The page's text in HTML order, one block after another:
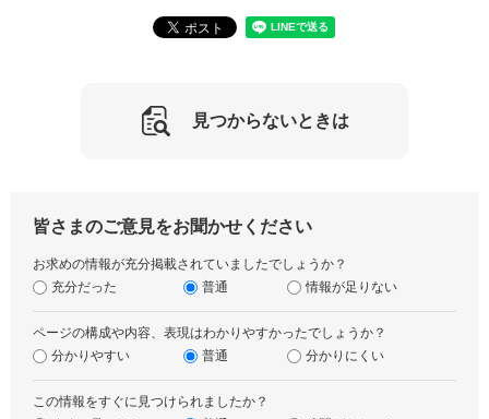
見つからないときは
皆さまのご意見をお聞かせください
お求めの情報が充分掲載されていましたでしょうか？
充分だった
普通 情報が足りない
ページの構成や内容、表現はわかりやすかったでしょうか？
分かりやすい
普通 分かりにくい
この情報をすぐに見つけられましたか？